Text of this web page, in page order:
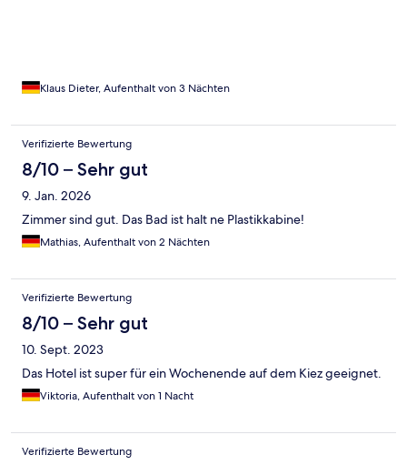
Klaus Dieter, Aufenthalt von 3 Nächten
Verifizierte Bewertung
8/10 – Sehr gut
9. Jan. 2026
Zimmer sind gut. Das Bad ist halt ne Plastikkabine!
Mathias, Aufenthalt von 2 Nächten
Verifizierte Bewertung
8/10 – Sehr gut
10. Sept. 2023
Das Hotel ist super für ein Wochenende auf dem Kiez geeignet.
Viktoria, Aufenthalt von 1 Nacht
Verifizierte Bewertung